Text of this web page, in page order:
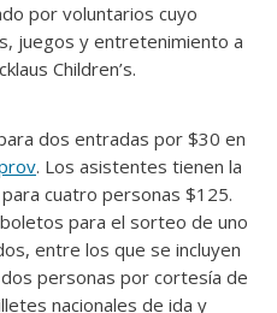
por voluntarios cuyo
juegos y entretenimiento a
Children’s.
dos entradas por $30 en
. Los asistentes tienen la
cuatro personas $125.
para el sorteo de uno
entre los que se incluyen
personas por cortesía de
nacionales de ida y